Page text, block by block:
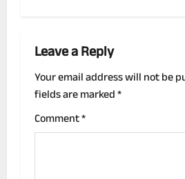
n
a
v
i
Leave a Reply
Your email address will not be
fields are marked*
Comment*